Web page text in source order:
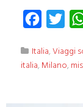
Facebook
Italia,Viaggi
italia, Milano,